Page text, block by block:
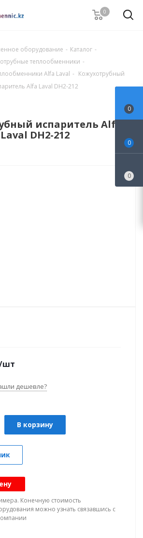
0
оборудование - Каталог -
теплообменники -
Alfa Laval - Кожухотрубный
Alfa Laval DH2-212
испаритель Alfa
Laval DH2-212
шт
дешевле?
В корзину
Конечную стоимость
можно узнать связавшись с
0
0
0